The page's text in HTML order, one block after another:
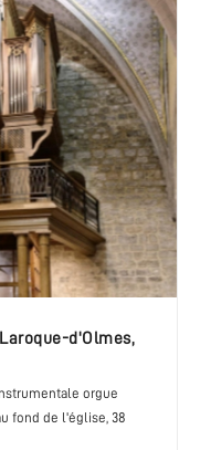
Laroque-d'Olmes,
orgue
fond de l'église, 38